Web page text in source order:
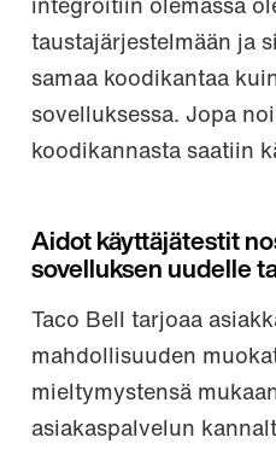
integroitiin olemassa
taustajärjestelmään ja
samaa koodikantaa
sovelluksessa. Jopa
koodikannasta saatiin
Aidot käyttäjätestit
sovelluksen uudelle
Taco Bell tarjoaa
mahdollisuuden
mieltymystensä
asiakaspalvelun